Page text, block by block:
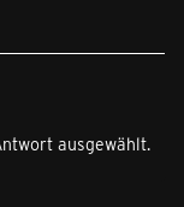
ausgewählt.